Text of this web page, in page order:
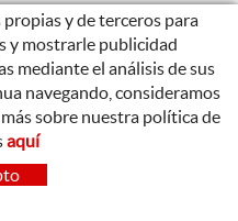
y de terceros para
y mostrarle publicidad
mediante el análisis de sus
navegando, consideramos
sobre nuestra política de
aquí